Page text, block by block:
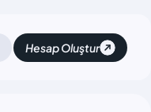
Hesap Oluştur